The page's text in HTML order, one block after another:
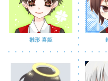
雛形 喜姫